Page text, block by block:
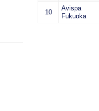
10
Avispa
Fukuoka